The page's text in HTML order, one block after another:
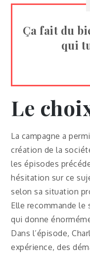
Ça fait du
qui
Le
La campagne a
création de la
les épisodes
hésitation sur ce
selon sa situation
Elle recommande le
qui donne
Dans l’épisode,
expérience, des